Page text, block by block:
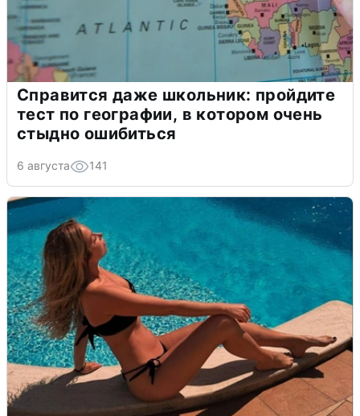
Справится даже школьник: пройдите
тест по географии, в котором очень
стыдно ошибиться
6 августа 141